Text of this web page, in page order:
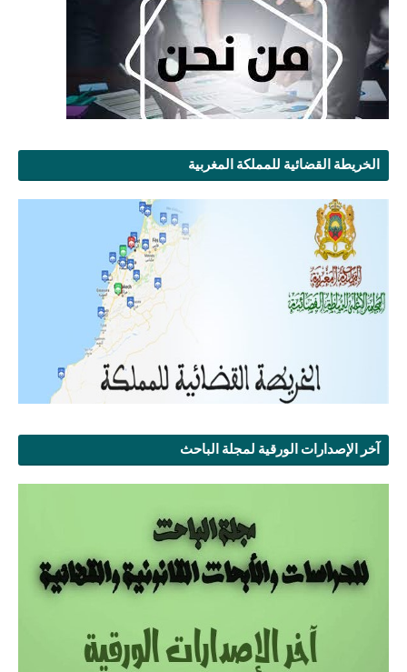
الخريطة القضائية للمملكة المغربية
آخر الإصدارات الورقية لمجلة الباحث